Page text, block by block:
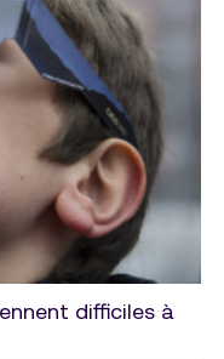
difficiles à